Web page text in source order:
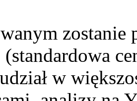
zostanie
w